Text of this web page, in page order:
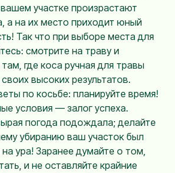
участке произрастают
а на их место приходит юный
Так что при выборе места для
смотрите на траву и
где коса ручная для травы
высоких результатов.
по косьбе: планируйте время!
условия — залог успеха.
погода подождала; делайте
убиранию ваш участок был
ура! Заранее думайте о том,
и не оставляйте крайние